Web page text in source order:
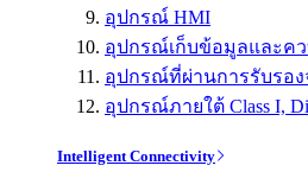
อุปกรณ์ HMI
อุปกรณ์เก็บข้อมูลและค
อุปกรณ์ที่ผ่านการรับรอ
อุปกรณ์ภายใต้ Class I,
Intelligent Connectivity